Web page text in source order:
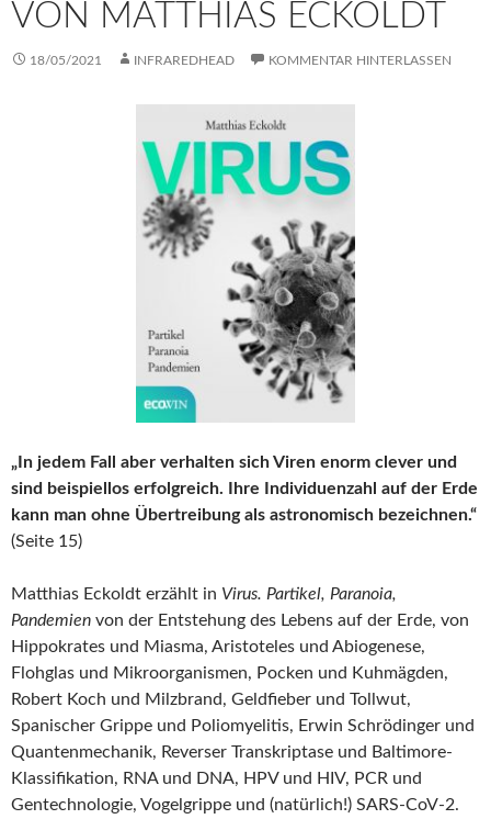
VON MATTHIAS ECKOLDT
18/05/2021 INFRAREDHEAD KOMMENTAR HINTERLASSEN
„In jedem Fall aber verhalten sich Viren enorm clever und
sind beispiellos erfolgreich. Ihre Individuenzahl auf der Erde
kann man ohne Übertreibung als astronomisch bezeichnen.“
(Seite 15)
Matthias Eckoldt erzählt in Virus. Partikel, Paranoia,
Pandemien von der Entstehung des Lebens auf der Erde, von
Hippokrates und Miasma, Aristoteles und Abiogenese,
Flohglas und Mikroorganismen, Pocken und Kuhmägden,
Robert Koch und Milzbrand, Geldfieber und Tollwut,
Spanischer Grippe und Poliomyelitis, Erwin Schrödinger und
Quantenmechanik, Reverser Transkriptase und Baltimore-
Klassifikation, RNA und DNA, HPV und HIV, PCR und
Gentechnologie, Vogelgrippe und (natürlich!) SARS-CoV-2.